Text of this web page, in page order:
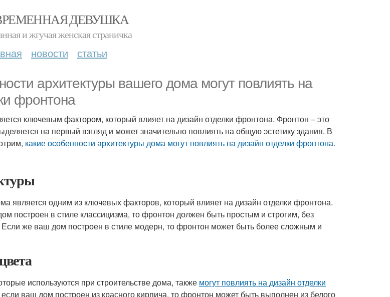
ДЕВУШКА
и жгучая женская страничка
новости статьи
архитектуры вашего дома могут повлиять на
фронтона
ключевым фактором, который влияет на дизайн отделки фронтона. Фронтон – это
на первый взгляд и может значительно повлиять на общую эстетику здания. В
какие особенности архитектуры дома могут повлиять на дизайн отделки фронтона.
является одним из ключевых факторов, который влияет на дизайн отделки фронтона.
построен в стиле классицизма, то фронтон должен быть простым и строгим, без
же ваш дом построен в стиле модерн, то фронтон может быть более сложным и
используются при строительстве дома, также могут повлиять на дизайн отделки
ваш дом построен из красного кирпича, то фронтон может быть выполнен из белого